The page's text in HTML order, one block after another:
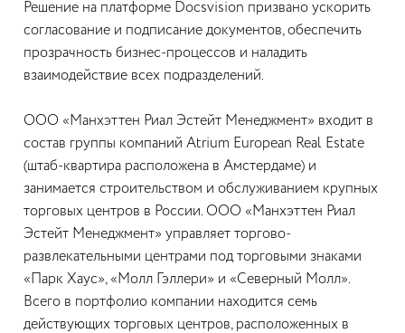
Решение на платформе Docsvision призвано ускорить
согласование и подписание документов, обеспечить
прозрачность бизнес-процессов и наладить
взаимодействие всех подразделений.
ООО «Манхэттен Риал Эстейт Менеджмент» входит в
состав группы компаний Atrium European Real Estate
(штаб-квартира расположена в Амстердаме) и
занимается строительством и обслуживанием крупных
торговых центров в России. ООО «Манхэттен Риал
Эстейт Менеджмент» управляет торгово-
развлекательными центрами под торговыми знаками
«Парк Хаус», «Молл Гэллери» и «Северный Молл».
Всего в портфолио компании находится семь
действующих торговых центров, расположенных в